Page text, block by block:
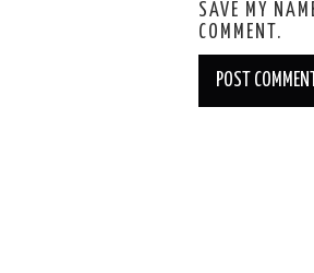
SAVE MY
COMMENT.